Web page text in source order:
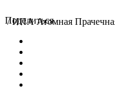
/ИПА Атомная
Поделиться